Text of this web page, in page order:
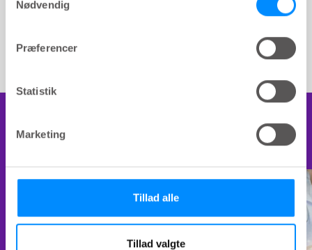
Nødvendig
Præferencer
Statistik
Marketing
Tillad alle
Tillad valgte
Materiale
Yderligere læsning